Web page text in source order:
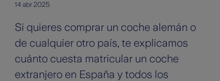
14 abr 2025
Si quieres comprar un coche alemán o
de cualquier otro país, te explicamos
cuánto cuesta matricular un coche
extranjero en España y todos los